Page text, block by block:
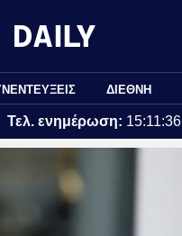
ΔΙΕΘΝΗ
Τελ. ενημέρωση: 15:11:36